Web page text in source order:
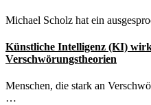
Michael Scholz hat ein
Künstliche Intelligenz (KI)
Verschwörungstheorien
Menschen, die stark an
…